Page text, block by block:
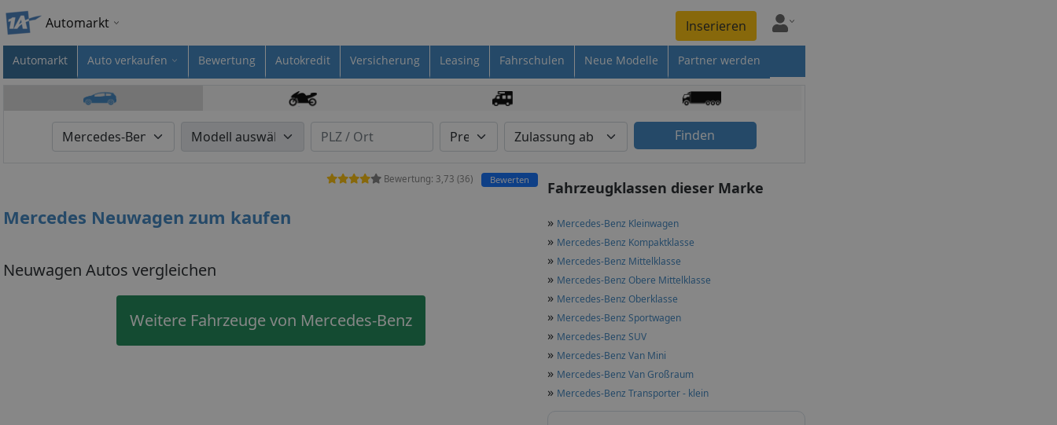
Automarkt Inserieren
Automarkt Auto verkaufen Bewertung Autokredit Versicherung Leasing Fahrschulen Neue Modelle Partner werden
Finden
Fahrzeugklassen dieser Marke
» Mercedes-Benz Kleinwagen
» Mercedes-Benz Kompaktklasse
» Mercedes-Benz Mittelklasse
» Mercedes-Benz Obere Mittelklasse
» Mercedes-Benz Oberklasse
» Mercedes-Benz Sportwagen
» Mercedes-Benz SUV
» Mercedes-Benz Van Mini
» Mercedes-Benz Van Großraum
» Mercedes-Benz Transporter - klein
Bewertung: 3,73 (36) Bewerten
Mercedes Neuwagen zum kaufen
Neuwagen Autos vergleichen
Weitere Fahrzeuge von Mercedes-Benz